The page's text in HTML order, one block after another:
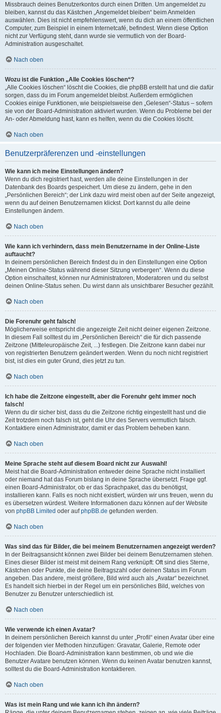
Missbrauch deines Benutzerkontos durch einen Dritten. Um angemeldet zu
bleiben, kannst du das Kästchen „Angemeldet bleiben“ beim Anmelden
auswählen. Dies ist nicht empfehlenswert, wenn du dich an einem öffentlichen
Computer, zum Beispiel in einem Internetcafé, befindest. Wenn diese Option
nicht zur Verfügung steht, dann wurde sie vermutlich von der Board-
Administration ausgeschaltet.
Nach oben
Wozu ist die Funktion „Alle Cookies löschen“?
„Alle Cookies löschen“ löscht die Cookies, die phpBB erstellt hat und die dafür
sorgen, dass du im Forum angemeldet bleibst. Außerdem ermöglichen
Cookies einige Funktionen, wie beispielsweise den „Gelesen“-Status – sofern
sie von der Board-Administration aktiviert wurden. Wenn du Probleme bei der
An- oder Abmeldung hast, kann es helfen, wenn du die Cookies löscht.
Nach oben
Benutzerpräferenzen und -einstellungen
Wie kann ich meine Einstellungen ändern?
Wenn du dich registriert hast, werden alle deine Einstellungen in der
Datenbank des Boards gespeichert. Um diese zu ändern, gehe in den
„Persönlichen Bereich“; der Link dazu wird meist oben auf der Seite angezeigt,
wenn du auf deinen Benutzernamen klickst. Dort kannst du alle deine
Einstellungen ändern.
Nach oben
Wie kann ich verhindern, dass mein Benutzername in der Online-Liste
auftaucht?
In deinem persönlichen Bereich findest du in den Einstellungen eine Option
„Meinen Online-Status während dieser Sitzung verbergen“. Wenn du diese
Option einschaltest, können nur Administratoren, Moderatoren und du selbst
deinen Online-Status sehen. Du wirst dann als unsichtbarer Besucher gezählt.
Nach oben
Die Forenuhr geht falsch!
Möglicherweise entspricht die angezeigte Zeit nicht deiner eigenen Zeitzone.
In diesem Fall solltest du im „Persönlichen Bereich“ die für dich passende
Zeitzone (Mitteleuropäische Zeit, ...) festlegen. Die Zeitzone kann dabei nur
von registrierten Benutzern geändert werden. Wenn du noch nicht registriert
bist, ist dies ein guter Grund, dies jetzt zu tun.
Nach oben
Ich habe die Zeitzone eingestellt, aber die Forenuhr geht immer noch
falsch!
Wenn du dir sicher bist, dass du die Zeitzone richtig eingestellt hast und die
Zeit trotzdem noch falsch ist, geht die Uhr des Servers vermutlich falsch.
Kontaktiere einen Administrator, damit er das Problem beheben kann.
Nach oben
Meine Sprache steht auf diesem Board nicht zur Auswahl!
Meist hat die Board-Administration entweder deine Sprache nicht installiert
oder niemand hat das Forum bislang in deine Sprache übersetzt. Frage ggf.
einen Board-Administrator, ob er das Sprachpaket, das du benötigst,
installieren kann. Falls es noch nicht existiert, würden wir uns freuen, wenn du
es übersetzen würdest. Weitere Informationen dazu können auf der Website
von phpBB Limited oder aufphpBB.de gefunden werden.
Nach oben
Was sind das für Bilder, die bei meinem Benutzernamen angezeigt werden?
In der Beitragsansicht können zwei Bilder bei deinem Benutzernamen stehen.
Eines dieser Bilder ist meist mit deinem Rang verknüpft: Oft sind dies Sterne,
Kästchen oder Punkte, die deine Beitragszahl oder deinen Status im Forum
angeben. Das andere, meist größere, Bild wird auch als „Avatar“ bezeichnet.
Es handelt sich hierbei in der Regel um ein persönliches Bild, welches von
Benutzer zu Benutzer unterschiedlich ist.
Nach oben
Wie verwende ich einen Avatar?
In deinem persönlichen Bereich kannst du unter „Profil“ einen Avatar über eine
der folgenden vier Methoden hinzufügen: Gravatar, Galerie, Remote oder
Hochladen. Die Board-Administration kann bestimmen, ob und wie die
Benutzer Avatare benutzen können. Wenn du keinen Avatar benutzen kannst,
solltest du die Board-Administration kontaktieren.
Nach oben
Was ist mein Rang und wie kann ich ihn ändern?